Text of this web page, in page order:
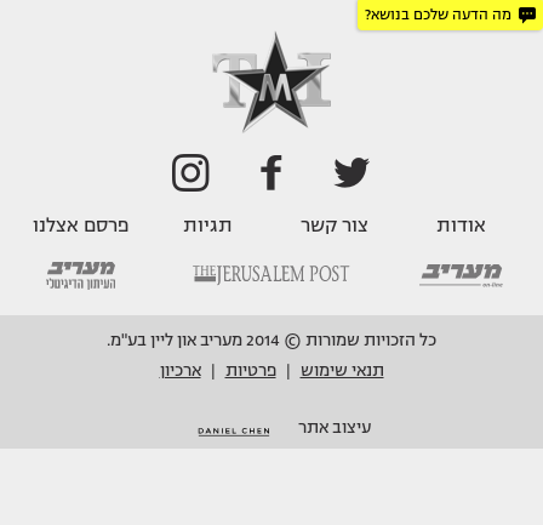
מה הדעה שלכם בנושא?
אודות צור קשר תגיות פרסם אצלנו
כל הזכויות שמורות © 2014 מעריב און ליין בע"מ.
תנאי שימוש
פרטיות ארכיון
עיצוב אתר